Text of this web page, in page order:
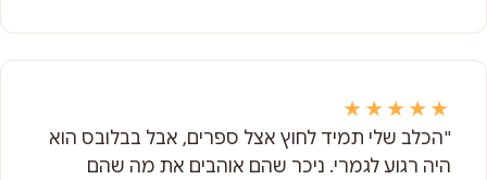
★★★★★
"הכלב שלי תמיד לחוץ אצל ספרים, אבל בבלובס הוא
היה רגוע לגמרי. ניכר שהם אוהבים את מה שהם